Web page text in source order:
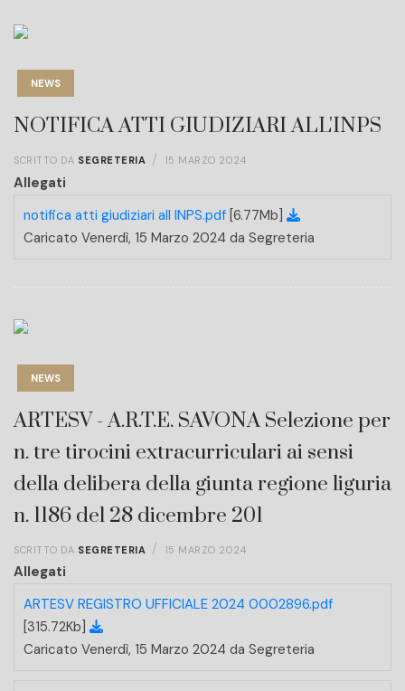
NEWS
NOTIFICA ATTI GIUDIZIARI ALL'INPS
SCRITTO DA SEGRETERIA 15 MARZO 2024
Allegati
notifica atti giudiziari all INPS.pdf [6.77Mb]
Caricato Venerdì, 15 Marzo 2024 da Segreteria
NEWS
ARTESV - A.R.T.E. SAVONA Selezione per
n. tre tirocini extracurriculari ai sensi
della delibera della giunta regione liguria
n. 1186 del 28 dicembre 201
SCRITTO DA SEGRETERIA 15 MARZO 2024
Allegati
ARTESV REGISTRO UFFICIALE 2024 0002896.pdf
[315.72Kb]
Caricato Venerdì, 15 Marzo 2024 da Segreteria